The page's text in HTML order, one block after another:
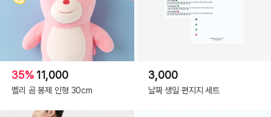
35% 11,000
벨리 곰 봉제 인형 30cm
3,000
날짜 생일 편지지 세트